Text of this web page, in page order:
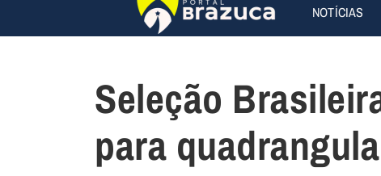
NOTÍCIAS
Seleção
para